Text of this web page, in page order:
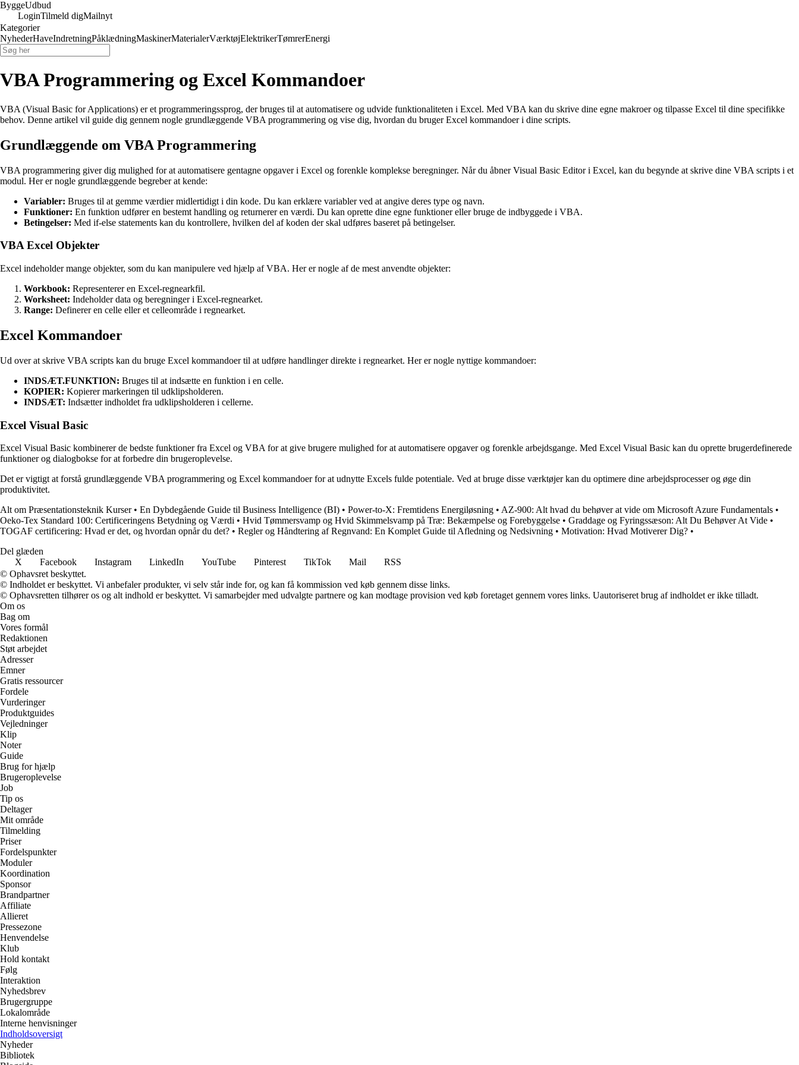
ByggeUdbud
LoginTilmeld digMailnyt
Kategorier
NyhederHaveIndretningPåklædningMaskinerMaterialerVærktøjElektrikerTømrerEnergi
VBA Programmering og Excel Kommandoer
VBA (Visual Basic for Applications) er et programmeringssprog, der bruges til at automatisere og udvide funktionaliteten i Excel. Med VBA kan du skrive dine egne makroer og tilpasse Excel til dine specifikke
behov. Denne artikel vil guide dig gennem nogle grundlæggende VBA programmering og vise dig, hvordan du bruger Excel kommandoer i dine scripts.
Grundlæggende om VBA Programmering
VBA programmering giver dig mulighed for at automatisere gentagne opgaver i Excel og forenkle komplekse beregninger. Når du åbner Visual Basic Editor i Excel, kan du begynde at skrive dine VBA scripts i et
modul. Her er nogle grundlæggende begreber at kende:
Variabler: Bruges til at gemme værdier midlertidigt i din kode. Du kan erklære variabler ved at angive deres type og navn.
Funktioner: En funktion udfører en bestemt handling og returnerer en værdi. Du kan oprette dine egne funktioner eller bruge de indbyggede i VBA.
Betingelser: Med if-else statements kan du kontrollere, hvilken del af koden der skal udføres baseret på betingelser.
VBA Excel Objekter
Excel indeholder mange objekter, som du kan manipulere ved hjælp af VBA. Her er nogle af de mest anvendte objekter:
Workbook: Representerer en Excel-regnearkfil.
Worksheet: Indeholder data og beregninger i Excel-regnearket.
Range: Definerer en celle eller et celleområde i regnearket.
Excel Kommandoer
Ud over at skrive VBA scripts kan du bruge Excel kommandoer til at udføre handlinger direkte i regnearket. Her er nogle nyttige kommandoer:
INDSÆT.FUNKTION: Bruges til at indsætte en funktion i en celle.
KOPIER: Kopierer markeringen til udklipsholderen.
INDSÆT: Indsætter indholdet fra udklipsholderen i cellerne.
Excel Visual Basic
Excel Visual Basic kombinerer de bedste funktioner fra Excel og VBA for at give brugere mulighed for at automatisere opgaver og forenkle arbejdsgange. Med Excel Visual Basic kan du oprette brugerdefinerede
funktioner og dialogbokse for at forbedre din brugeroplevelse.
Det er vigtigt at forstå grundlæggende VBA programmering og Excel kommandoer for at udnytte Excels fulde potentiale. Ved at bruge disse værktøjer kan du optimere dine arbejdsprocesser og øge din
produktivitet.
Alt om Præsentationsteknik Kurser• En Dybdegående Guide til Business Intelligence (BI) • Power-to-X: Fremtidens Energiløsning • AZ-900: Alt hvad du behøver at vide om Microsoft Azure Fundamentals •
Oeko-Tex Standard 100: Certificeringens Betydning og Værdi • Hvid Tømmersvamp og Hvid Skimmelsvamp på Træ: Bekæmpelse og Forebyggelse • Graddage og Fyringssæson: Alt Du Behøver At Vide •
TOGAF certificering: Hvad er det, og hvordan opnår du det? • Regler og Håndtering af Regnvand: En Komplet Guide til Afledning og Nedsivning • Motivation: Hvad Motiverer Dig? •
Del glæden
X
Facebook Instagram LinkedIn YouTube Pinterest TikTok Mail
RSS
© Ophavsret beskyttet.
© Indholdet er beskyttet. Vi anbefaler produkter, vi selv står inde for, og kan få kommission ved køb gennem disse links.
© Ophavsretten tilhører os og alt indhold er beskyttet. Vi samarbejder med udvalgte partnere og kan modtage provision ved køb foretaget gennem vores links. Uautoriseret brug af indholdet er ikke tilladt.
Om os
Bag om
Vores formål
Redaktionen
Støt arbejdet
Adresser
Emner
Gratis ressourcer
Fordele
Vurderinger
Produktguides
Vejledninger
Klip
Noter
Guide
Brug for hjælp
Brugeroplevelse
Job
Tip os
Deltager
Mit område
Tilmelding
Priser
Fordelspunkter
Moduler
Koordination
Sponsor
Brandpartner
Affiliate
Allieret
Pressezone
Henvendelse
Klub
Hold kontakt
Følg
Interaktion
Nyhedsbrev
Brugergruppe
Lokalområde
Interne henvisninger
Indholdsoversigt
Nyheder
Bibliotek